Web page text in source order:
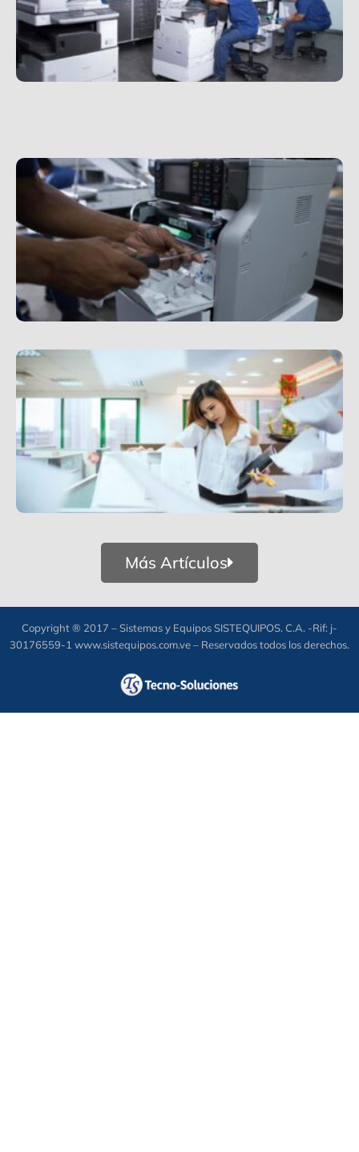
Más Artículos
Copyright ® 2017 – Sistemas y Equipos SISTEQUIPOS. C.A. -Rif: j-
30176559-1 www.sistequipos.com.ve – Reservados todos los derechos.